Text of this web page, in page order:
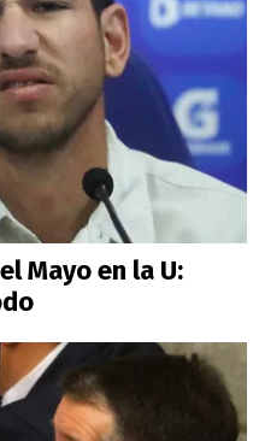
Mayo en la U: